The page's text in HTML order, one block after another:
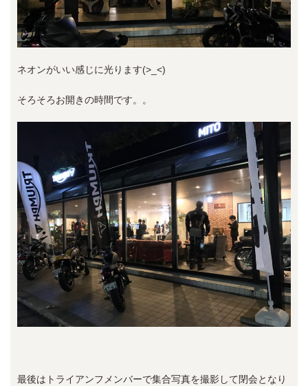
ネオンがいい感じに光ります(>_<)
そろそろお開きの時間です。。
最後はトライアンフメンバーで集合写真を撮影して閉会となり